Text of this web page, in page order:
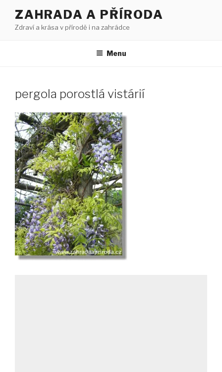
obsahu
ZAHRADA A PŘÍRODA
Zdraví a krása v přírodě i na zahrádce
Menu
pergola porostlá vistárií